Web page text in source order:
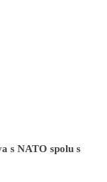
s NATO spolu s